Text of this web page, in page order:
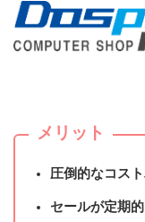
メリット
圧倒的なコス
セールが定期